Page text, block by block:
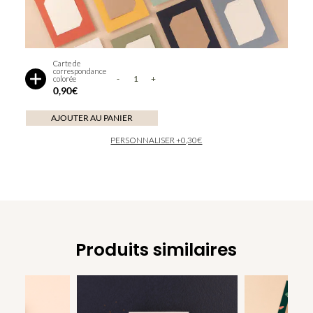
marine
carte-
rosepoudre
carte-
terracotta
carte-
Afficher
couleurs
Carte de
correspondance
colorée
0,90€
-
quantité
Carte
correspondance
+
AJOUTER AU PANIER
PERSONNALISER +0,30€
Produits similaires